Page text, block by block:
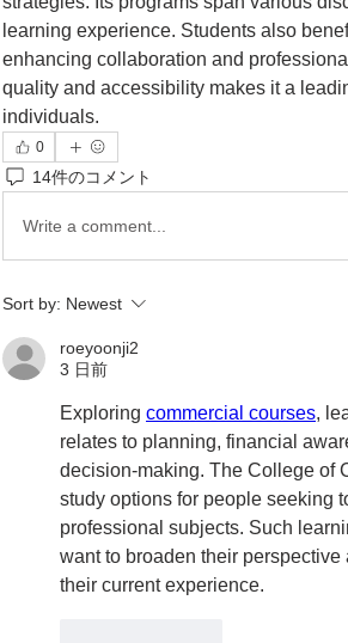
learning experience. Students also
enhancing collaboration and
quality and accessibility makes it a
individuals.
0
14件のコメント
Write a comment...
Sort by: Newest
roeyoonji2
3 日前
Exploring commercial courses,
relates to planning, financial
decision-making. The College of
study options for people seeking
professional subjects. Such
want to broaden their
their current experience.